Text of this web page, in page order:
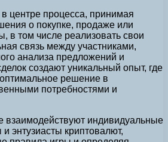
центре процесса, принимая
о покупке, продаже или
в том числе реализовать свои
связь между участниками,
анализа предложений и
создают уникальный опыт, где
решение в
потребностями и
взаимодействуют индивидуальные
энтузиасты криптовалют,